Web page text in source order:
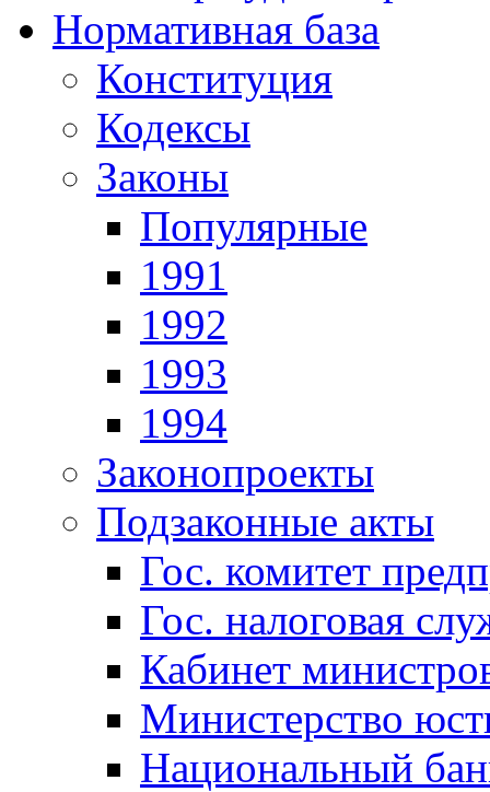
Нормативная база
Конституция
Кодексы
Законы
Популярные
1991
1992
1993
1994
Законопроекты
Подзаконные акты
Гос. комитет
Гос. налоговая
Кабинет
Министерство
Национальный